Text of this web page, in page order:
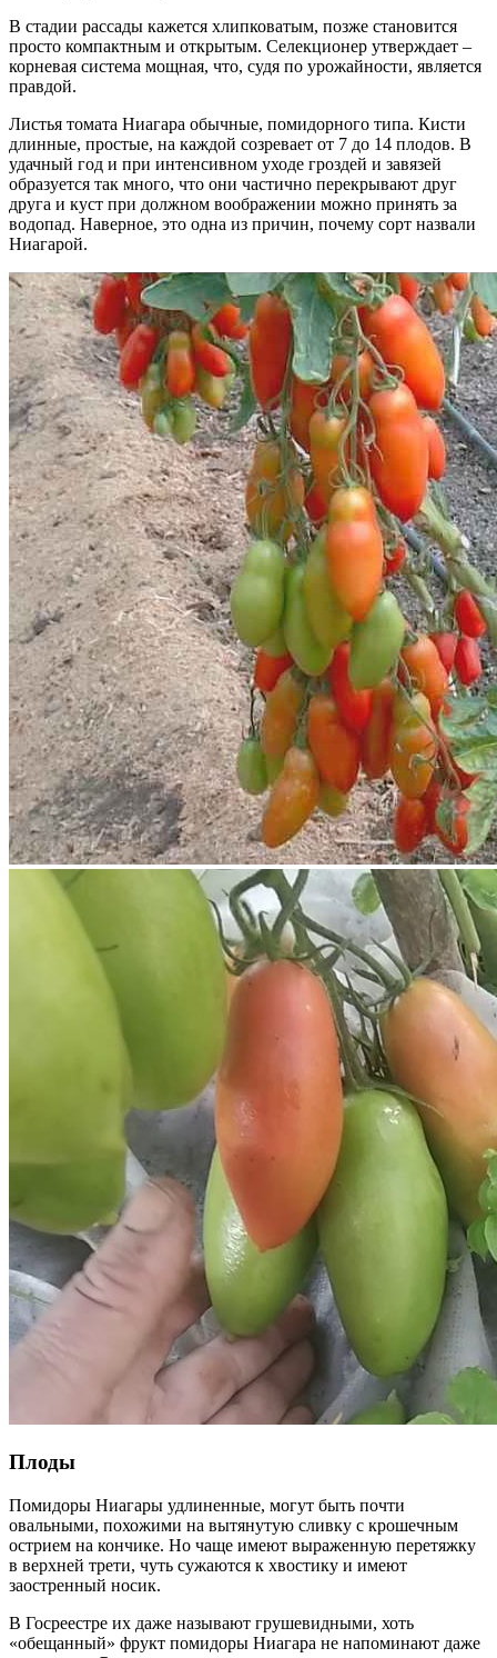
В стадии рассады кажется хлипковатым, позже становится
просто компактным и открытым. Селекционер утверждает –
корневая система мощная, что, судя по урожайности, является
правдой.
Листья томата Ниагара обычные, помидорного типа. Кисти
длинные, простые, на каждой созревает от 7 до 14 плодов. В
удачный год и при интенсивном уходе гроздей и завязей
образуется так много, что они частично перекрывают друг
друга и куст при должном воображении можно принять за
водопад. Наверное, это одна из причин, почему сорт назвали
Ниагарой.
Плоды
Помидоры Ниагары удлиненные, могут быть почти
овальными, похожими на вытянутую сливку с крошечным
острием на кончике. Но чаще имеют выраженную перетяжку
в верхней трети, чуть сужаются к хвостику и имеют
заостренный носик.
В Госреестре их даже называют грушевидными, хоть
«обещанный» фрукт помидоры Ниагара не напоминают даже